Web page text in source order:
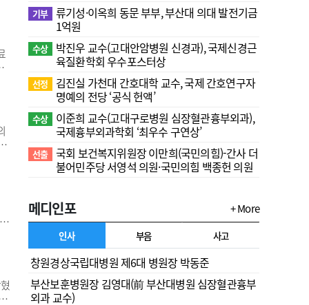
기부 류기성·이옥희 동문 부부, 부산대 의대 발전기금
1억원
수상
박진우 교수(고대안암병원 신경과), 국제신경근
육질환학회 우수포스터상
선정
김진실 가천대 간호대학 교수, 국제 간호연구자
명예의 전당 ‘공식 헌액’
수상
이준희 교수(고대구로병원 심장혈관흉부외과),
국제흉부외과학회 ‘최우수 구연상’
선출 국회 보건복지위원장 이만희(국민의힘)-간사 더
불어민주당 서영석 의원·국민의힘 백종헌 의원
메디인포 + More
인사 부음 사고
창원경상국립대병원 제6대 병원장 박동준
부산보훈병원장 김영대(前 부산대병원 심장혈관흉부
외과 교수)